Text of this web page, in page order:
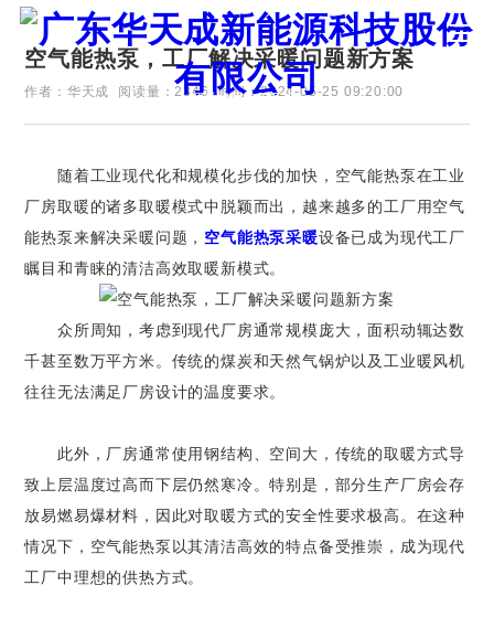
证券代码：835751
空气能热泵，工厂解决采暖问题新方案
作者：华天成 阅读量：2346 时间：2024-05-25 09:20:00
随着工业现代化和规模化步伐的加快，空气能热泵在工业
厂房取暖的诸多取暖模式中脱颖而出，越来越多的工厂用空气
能热泵来解决采暖问题， 空气能热泵采暖设备已成为现代工厂
瞩目和青睐的清洁高效取暖新模式。
众所周知，考虑到现代厂房通常规模庞大，面积动辄达数
千甚至数万平方米。传统的煤炭和天然气锅炉以及工业暖风机
往往无法满足厂房设计的温度要求。
此外，厂房通常使用钢结构、空间大，传统的取暖方式导
致上层温度过高而下层仍然寒冷。特别是，部分生产厂房会存
放易燃易爆材料，因此对取暖方式的安全性要求极高。在这种
情况下，空气能热泵以其清洁高效的特点备受推崇，成为现代
工厂中理想的供热方式。